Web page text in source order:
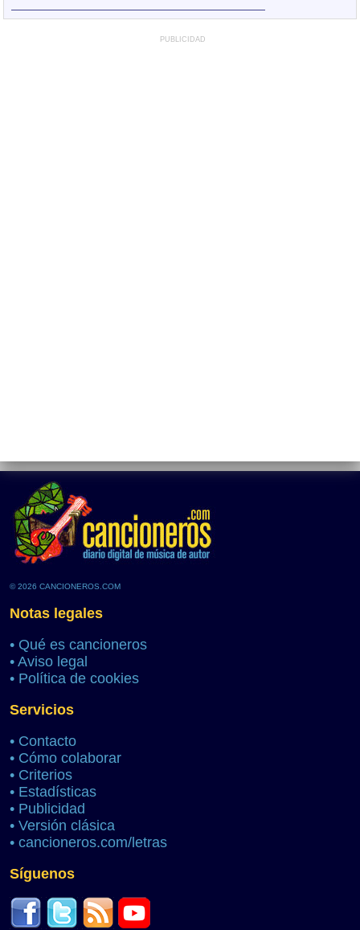
PUBLICIDAD
© 2026 CANCIONEROS.COM
Notas legales
• Qué es cancioneros
• Aviso legal
• Política de cookies
Servicios
• Contacto
• Cómo colaborar
• Criterios
• Estadísticas
• Publicidad
• Versión clásica
• cancioneros.com/letras
Síguenos